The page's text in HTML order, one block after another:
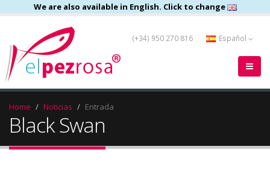
We are also available in English. Click to change
(+34) 950 270 816 Español
Home Noticias Entrada
Black Swan